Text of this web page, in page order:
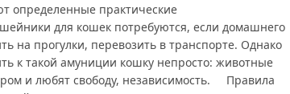
определенные практические
для кошек потребуются, если домашнего
на прогулки, перевозить в транспорте. Однако
к такой амуниции кошку непросто: животные
и любят свободу, независимость. Правила